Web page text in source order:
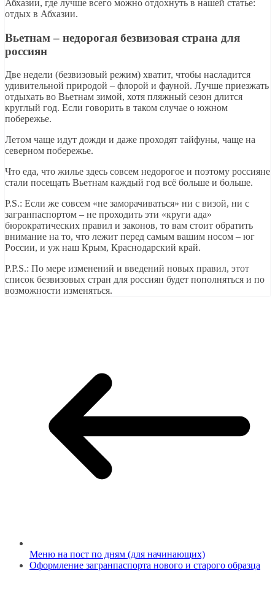
Абхазии, где лучше всего можно отдохнуть в нашей статье:
отдых в Абхазии.
Вьетнам – недорогая безвизовая страна для
россиян
Две недели (безвизовый режим) хватит, чтобы насладится
удивительной природой – флорой и фауной. Лучше приезжать
отдыхать во Вьетнам зимой, хотя пляжный сезон длится
круглый год. Если говорить в таком случае о южном
побережье.
Летом чаще идут дожди и даже проходят тайфуны, чаще на
северном побережье.
Что еда, что жилье здесь совсем недорогое и поэтому россияне
стали посещать Вьетнам каждый год всё больше и больше.
P.S.: Если же совсем «не заморачиваться» ни с визой, ни с
загранпаспортом – не проходить эти «круги ада»
бюрократических правил и законов, то вам стоит обратить
внимание на то, что лежит перед самым вашим носом – юг
России, и уж наш Крым, Краснодарский край.
P.P.S.: По мере изменений и введений новых правил, этот
список безвизовых стран для россиян будет пополняться и по
возможности изменяться.
Меню на пост по дням (для начинающих)
Оформление загранпаспорта нового и старого образца